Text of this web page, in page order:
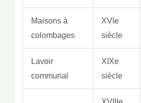
Maisons à
colombages
XVIe
siècle
Lavoir
communal
XIXe
siècle